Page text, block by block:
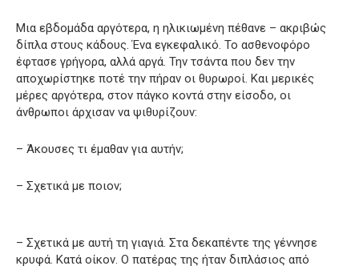
Μια εβδομάδα αργότερα, η ηλικιωμένη πέθανε – ακριβώς
δίπλα στους κάδους. Ένα εγκεφαλικό. Το ασθενοφόρο
έφτασε γρήγορα, αλλά αργά. Την τσάντα που δεν την
αποχωρίστηκε ποτέ την πήραν οι θυρωροί. Και μερικές
μέρες αργότερα, στον πάγκο κοντά στην είσοδο, οι
άνθρωποι άρχισαν να ψιθυρίζουν:
– Άκουσες τι έμαθαν για αυτήν;
– Σχετικά με ποιον;
– Σχετικά με αυτή τη γιαγιά. Στα δεκαπέντε της γέννησε
κρυφά. Κατά οίκον. Ο πατέρας της ήταν διπλάσιος από